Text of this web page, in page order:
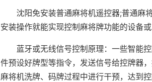
沈阳免安装普通麻将机遥控器;普通麻
安装操作就能实现控制麻将牌功能的设备或
蓝牙或无线信号控制原理：一些智能
件预设好牌型等指令，发送信号给控牌器
麻将机洗牌、码牌过程中进行干预，达到控